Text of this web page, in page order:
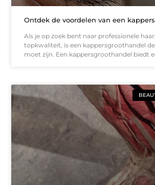
Ontdek de voordelen van een
Als je op zoek bent naar professionele
topkwaliteit, is een kappersgroothandel
moet zijn. Een kappersgroothandel biedt